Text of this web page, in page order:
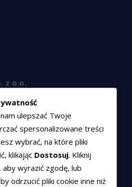
z o.o.
74/320,
ulepszać Twoje
spersonalizowane treści
wybrać, na które pliki
klikając Dostosuj. Kliknij
, aby wyrazić zgodę, lub
odrzucić pliki cookie inne niż